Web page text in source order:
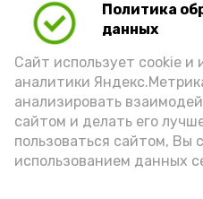
Политика
данных
Сайт использует cookie и
аналитики
анализировать
сайтом и делать его
пользоваться сайтом, Вы
использованием данных